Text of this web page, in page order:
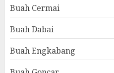
Buah Cermai
Buah Dabai
Buah Engkabang